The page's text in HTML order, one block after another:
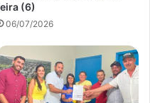
(6)
06/07/2026